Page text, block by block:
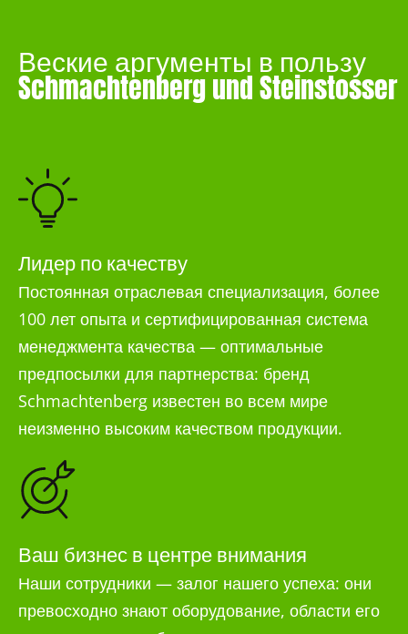
Веские аргументы в пользу
Schmachtenberg und Steinstosser
Лидер по качеству
Постоянная отраслевая специализация, более
100 лет опыта и сертифицированная система
менеджмента качества — оптимальные
предпосылки для партнерства: бренд
Schmachtenberg известен во всем мире
неизменно высоким качеством продукции.
Ваш бизнес в центре внимания
Наши сотрудники — залог нашего успеха: они
превосходно знают оборудование, области его